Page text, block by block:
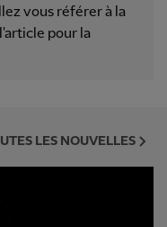
vous référer à la
pour la
LES NOUVELLES